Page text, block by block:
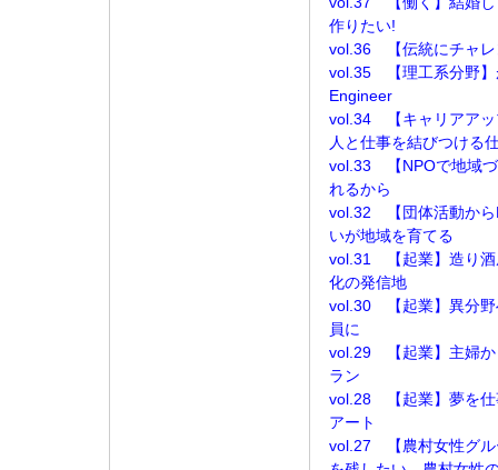
作りたい!
vol.36 【伝統にチャ
vol.35 【理工系分野
Engineer
vol.34 【キャリアア
人と仕事を結びつける
vol.33 【NPOで地域づ
れるから
vol.32 【団体活動から
いが地域を育てる
vol.31 【起業】造り酒
化の発信地
vol.30 【起業】異分野
員に
vol.29 【起業】主婦
ラン
vol.28 【起業】夢を仕
アート
vol.27 【農村女性グル